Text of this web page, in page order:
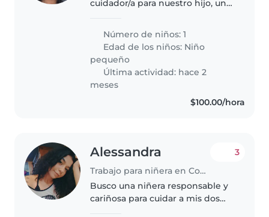
cuidador/a para nuestro hijo, un
curioso de 3 años. Valoramos a
alguien que pueda ayudar con
las tareas escolares. Nos
encantaría..
Número de niños: 1
Edad de los niños: Niño
pequeño
Última actividad: hace 2
meses
$100.00/hora
Alessandra
Trabajo para niñera en Coyoacán
3
Busco una niñera responsable y
cariñosa para cuidar a mis dos